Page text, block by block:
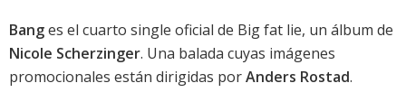
Banges el cuarto single oficial de Big fat lie, un álbum de
Nicole Scherzinger. Una balada cuyas imágenes
promocionales están dirigidas porAnders Rostad.